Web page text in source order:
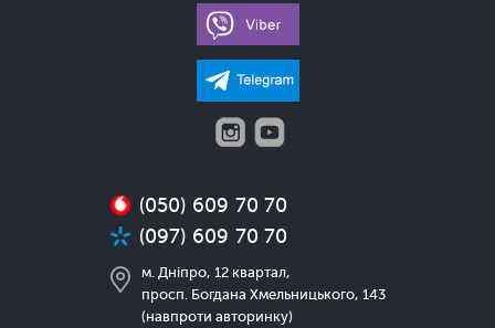
(050) 609 70 70
(097) 609 70 70
м. Дніпро, 12 квартал,
просп. Богдана Хмельницького, 143
(навпроти авторинку)